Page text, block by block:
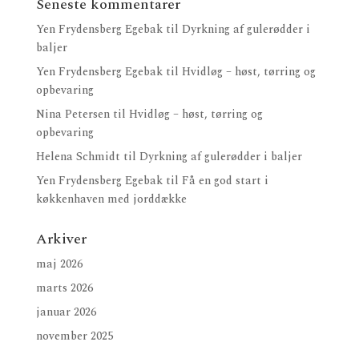
Seneste kommentarer
Yen Frydensberg Egebaktil Dyrkning af gulerødder i
baljer
Yen Frydensberg Egebaktil Hvidløg – høst, tørring og
opbevaring
Nina Petersentil Hvidløg – høst, tørring og
opbevaring
Helena Schmidt til Dyrkning af gulerødder i baljer
Yen Frydensberg Egebaktil Få en god start i
køkkenhaven med jorddække
Arkiver
maj 2026
marts 2026
januar 2026
november 2025